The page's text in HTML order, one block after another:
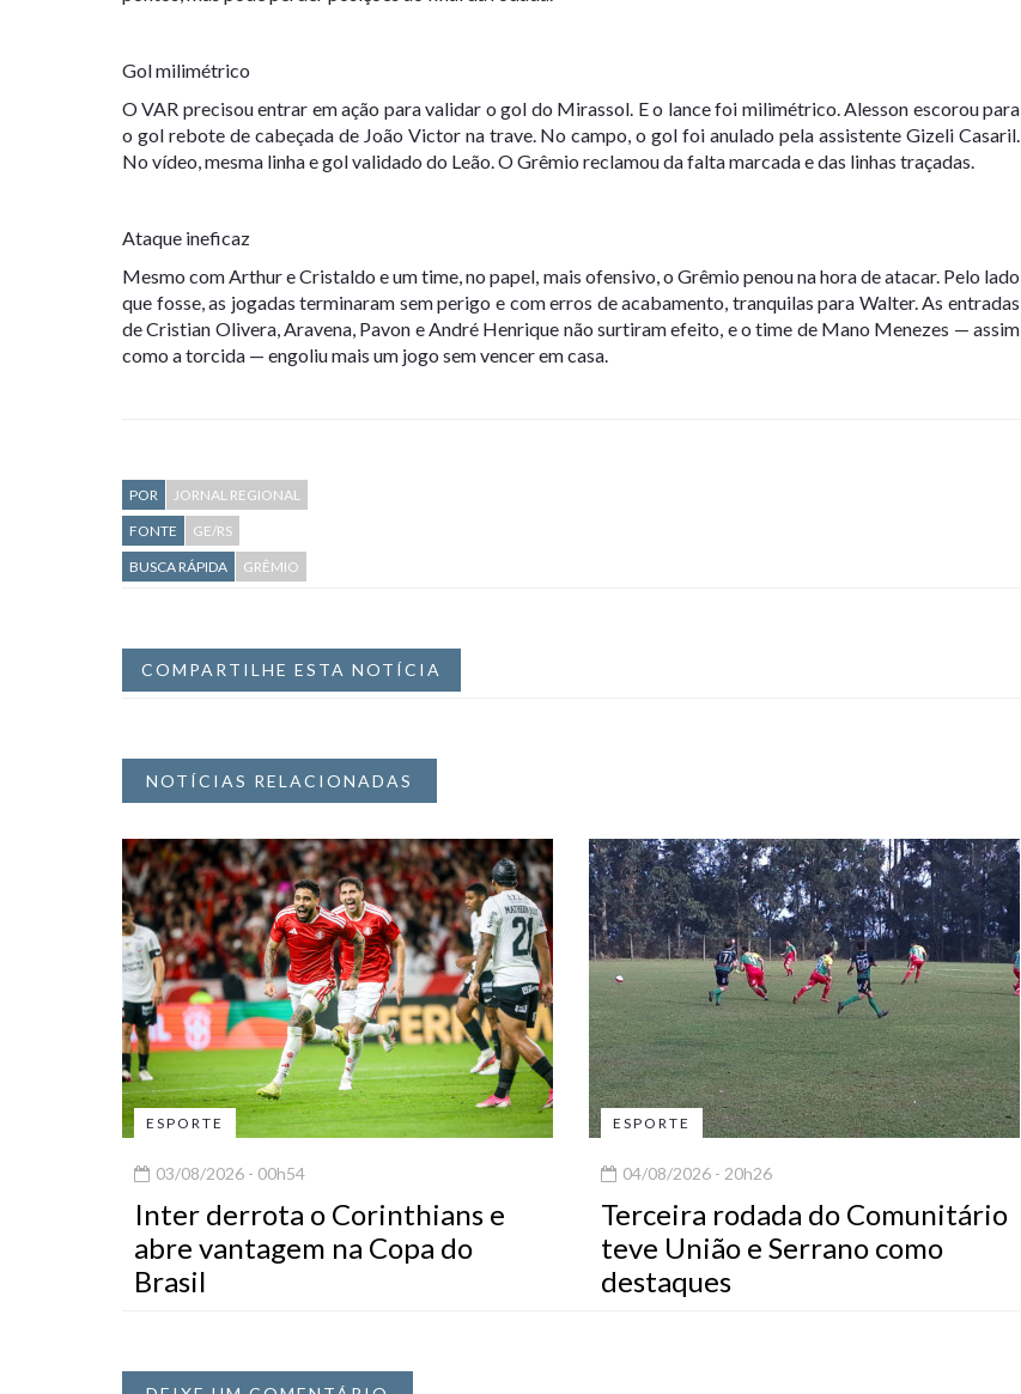
Gol milimétrico
O VAR precisou entrar em ação para validar o gol do Mirassol. E o lance foi milimétrico. Alesson escorou para
o gol rebote de cabeçada de João Victor na trave. No campo, o gol foi anulado pela assistente Gizeli Casaril.
No vídeo, mesma linha e gol validado do Leão. O Grêmio reclamou da falta marcada e das linhas traçadas.
Ataque ineficaz
Mesmo com Arthur e Cristaldo e um time, no papel, mais ofensivo, o Grêmio penou na hora de atacar. Pelo lado
que fosse, as jogadas terminaram sem perigo e com erros de acabamento, tranquilas para Walter. As entradas
de Cristian Olivera, Aravena, Pavon e André Henrique não surtiram efeito, e o time de Mano Menezes — assim
como a torcida — engoliu mais um jogo sem vencer em casa.
POR
JORNAL REGIONAL
FONTE
GE/RS
BUSCA RÁPIDA
GRÊMIO
COMPARTILHE ESTA NOTÍCIA
NOTÍCIAS RELACIONADAS
ESPORTE
03/08/2026 - 00h54
Inter derrota o Corinthians e
abre vantagem na Copa do
Brasil
ESPORTE
04/08/2026 - 20h26
Terceira rodada do Comunitário
teve União e Serrano como
destaques